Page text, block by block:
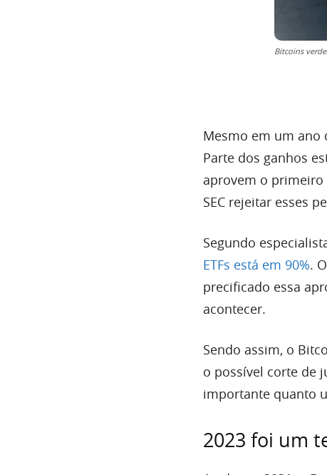
Bitcoins
Mesmo em um ano
Parte dos ganhos
aprovem o primeiro
SEC rejeitar esses
Segundo
ETFs está em 90%.
precificado essa
acontecer.
Sendo assim, o
o possível corte de
importante quanto
2023 foi um